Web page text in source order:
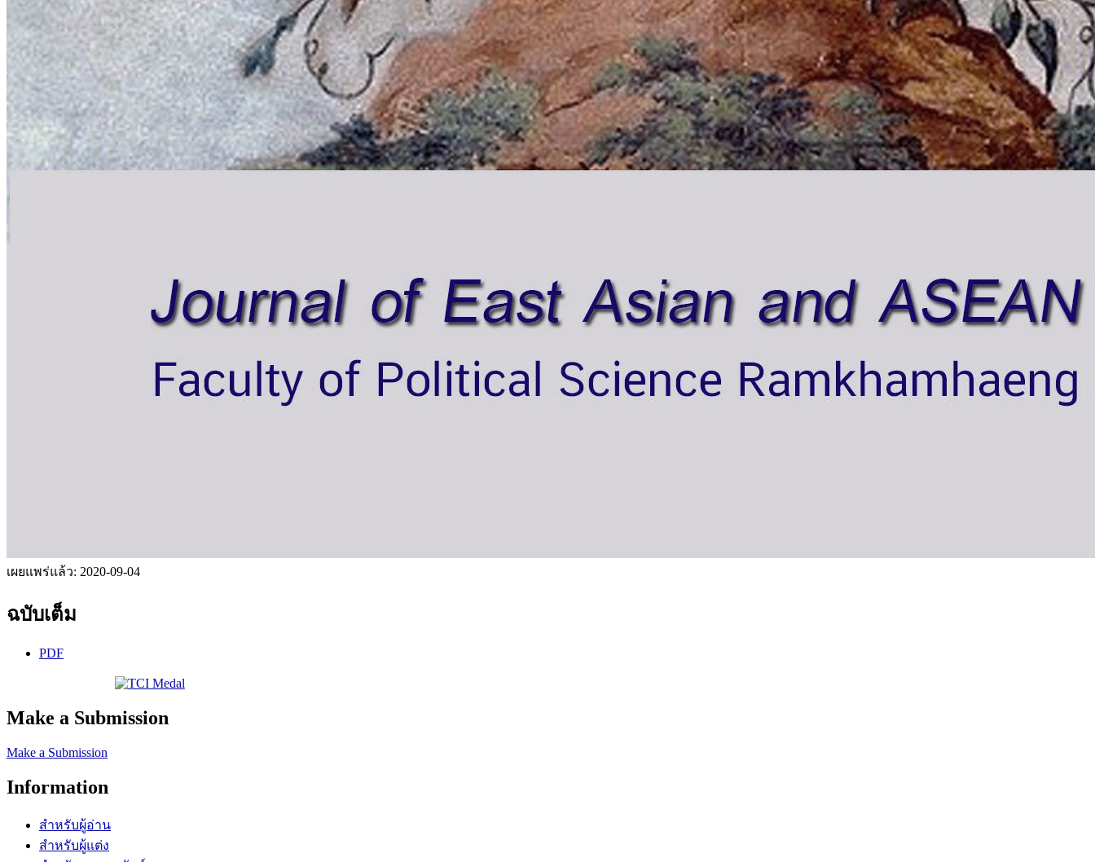
เผยแพร่แล้ว: 2020-09-04
ฉบับเต็ม
PDF
Make a Submission
Make a Submission
Information
สำหรับผู้อ่าน
สำหรับผู้แต่ง